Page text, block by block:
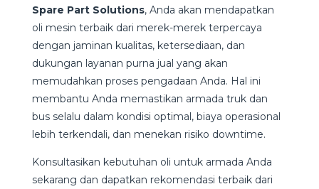
Spare Part Solutions, Anda akan mendapatkan
oli mesin terbaik dari merek-merek terpercaya
dengan jaminan kualitas, ketersediaan, dan
dukungan layanan purna jual yang akan
memudahkan proses pengadaan Anda. Hal ini
membantu Anda memastikan armada truk dan
bus selalu dalam kondisi optimal, biaya operasional
lebih terkendali, dan menekan risiko downtime.
Konsultasikan kebutuhan oli untuk armada Anda
sekarang dan dapatkan rekomendasi terbaik dari